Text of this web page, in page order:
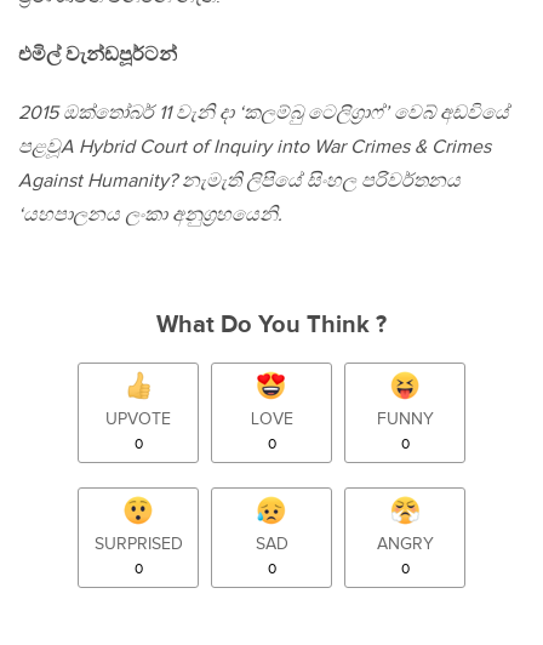
එමිල් වැන්ඩපූර්ටන්
2015 ඔක්තෝබර් 11 වැනි දා ‘කලම්බු ටෙලිග‍්‍රාෆ්’ වෙබ් අඩවියේ
පළවූA Hybrid Court of Inquiry into War Crimes & Crimes
Against Humanity? නැමැති ලිපියේ සිංහල පරිවර්තනය
‘යහපාලනය ලංකා අනුග‍්‍රහයෙනි.
What Do You Think ?
UPVOTE
0
LOVE
0
FUNNY
0
SURPRISED
0
SAD
0
ANGRY
0